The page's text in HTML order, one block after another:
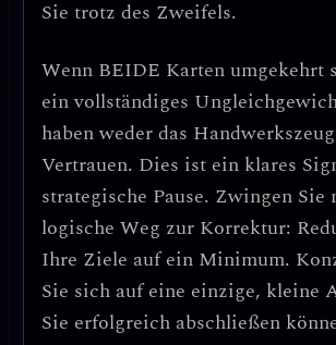
Sie trotz des Zweifels.
Wenn BEIDE Karten umgekehrt
einvollständiges
haben weder das
Vertrauen. Dies ist ein klares
strategische Pause. Zwingen Sie
logische Weg zur Korrektur:
Ihre Ziele auf ein Minimum.
Sie sich auf eine einzige, kleine
Sie erfolgreich abschließen